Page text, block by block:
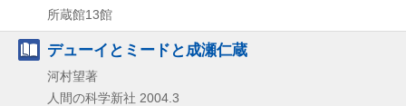
所蔵館13館
デューイとミードと成瀬仁蔵
河村望著
人間の科学新社 2004.3